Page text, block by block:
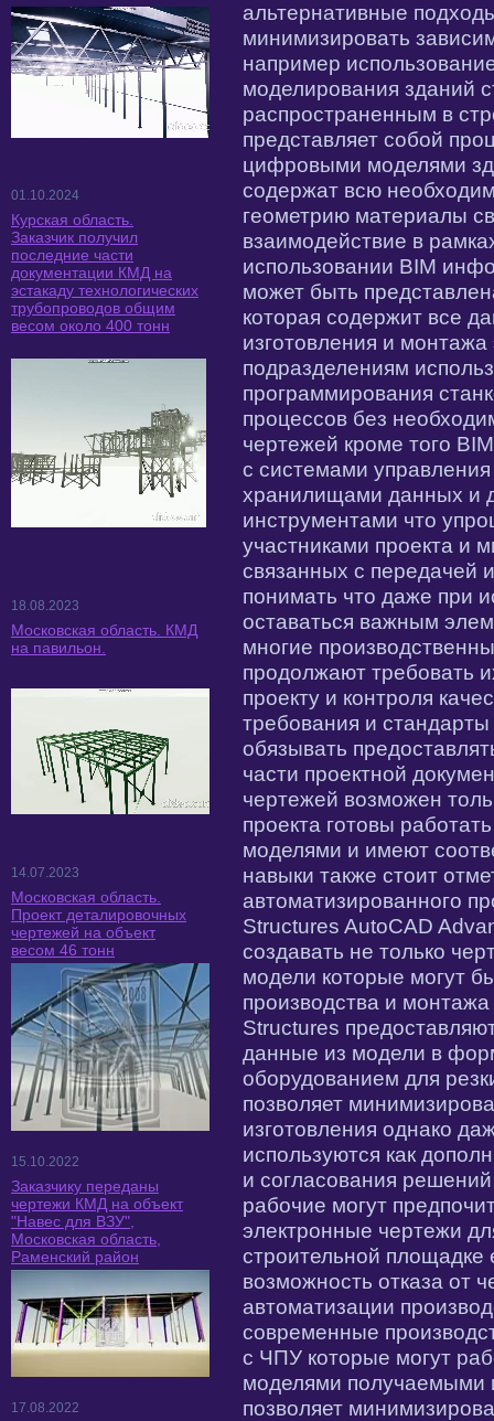
альтернативные
минимизировать
например
моделирования зданий
распространенным в
представляет собой
цифровыми моделями
содержат всю
геометрию материалы
взаимодействие в
использовании BIM
может быть
которая содержит все
изготовления и
подразделениям
программирования
процессов без
чертежей кроме того
с системами
хранилищами данных и
инструментами что
участниками проекта и
связанных с передачей
понимать что даже при
оставаться важным
многие
продолжают требовать
проекту и контроля
требования и
обязывать
части проектной
чертежей возможен
проекта готовы
моделями и имеют
навыки также стоит
автоматизированного
Structures AutoCAD
создавать не только
модели которые могут
производства и
Structures
данные из модели в
оборудованием для
позволяет
изготовления однако
используются как
и согласования
рабочие могут
электронные чертежи
строительной
возможность отказа от
автоматизации
современные
с ЧПУ которые могут
моделями получаемыми
позволяет
01.10.2024
Курская область.
Заказчик получил
последние части
документации КМД на
эстакаду технологических
трубопроводов общим
весом около 400 тонн
18.08.2023
Московская область. КМД
на павильон.
14.07.2023
Московская область.
Проект деталировочных
чертежей на объект
весом 46 тонн
15.10.2022
Заказчику переданы
чертежи КМД на объект
"Навес для ВЗУ",
Московская область,
Раменский район
17.08.2022